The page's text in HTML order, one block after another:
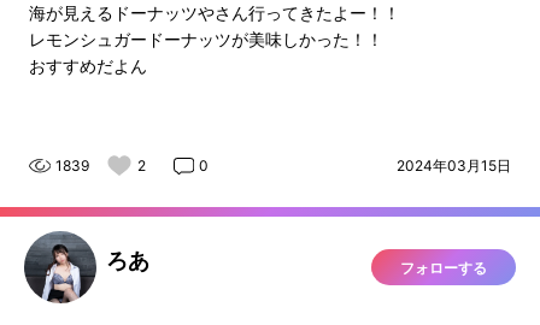
海が見えるドーナッツやさん行ってきたよー！！
レモンシュガードーナッツが美味しかった！！
おすすめだよん
1839 2 0 2024年03月15日
ろあ フォローする